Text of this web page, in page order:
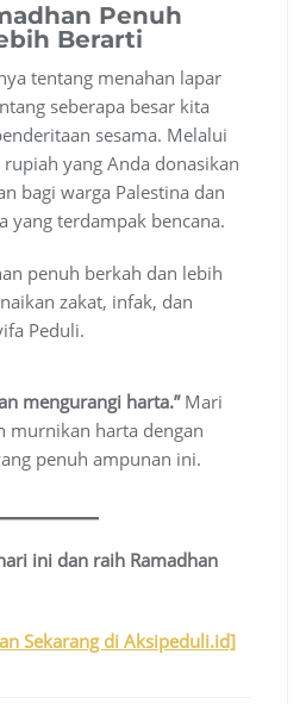
Penuh
Berarti
tentang menahan lapar
seberapa besar kita
sesama. Melalui
rupiah yang Anda donasikan
bagi warga Palestina dan
yang terdampak bencana.
penuh berkah dan lebih
zakat, infak, dan
Peduli.
mengurangi harta.”Mari
murnikan harta dengan
penuh ampunan ini.
ini dan raih Ramadhan
Sekarang di Aksipeduli.id]